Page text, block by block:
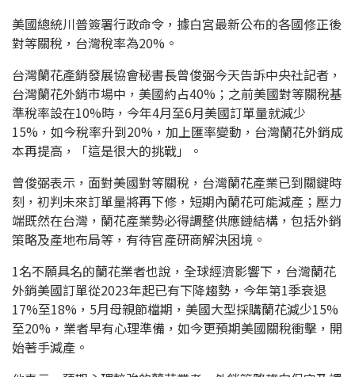
美國總統川普簽署行政命令，據白宮最新公布的各國修正後
對等關稅，台灣稅率為20%。
台灣蘭花產銷發展協會秘書長曾俊弼今天告訴中央社記者，
台灣蘭花外銷市場中，美國約占40%；之前美國對等關稅基
準稅率設在10%時，今年4月至6月美國訂單量就減少
15%，如今稅率升到20%，加上匯率變動，台灣蘭花外銷成
本再提高，「這是很大的挑戰」。
曾俊弼表示，面對美國對等關稅，台灣蘭花產業已到關鍵時
刻，初判未來訂單量將再下修，短期內蘭花可能減產；壓力
端既然在台灣，蘭花產業勢必得調整供應鏈結構，包括外銷
策略及產地布局等，有待官產研商解決困境。
1名不願具名的蘭花業者也說，全球經濟影響下，台灣蘭花
外銷美國訂單從2023年起已有下降趨勢，今年第1季衰退
17%至18%，5月母親節檔期，美國大型採購蘭花減少15%
至20%，業者早有心理準備，如今更預期美國關稅衝擊，開
始著手減產。